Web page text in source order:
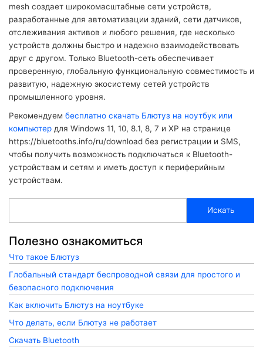
mesh создает широкомасштабные сети устройств,
разработанные для автоматизации зданий, сети датчиков,
отслеживания активов и любого решения, где несколько
устройств должны быстро и надежно взаимодействовать
друг с другом. Только Bluetooth-сеть обеспечивает
проверенную, глобальную функциональную совместимость и
развитую, надежную экосистему сетей устройств
промышленного уровня.
Рекомендуем бесплатно скачать Блютуз на ноутбук или
компьютер для Windows 11, 10, 8.1, 8, 7 и XP на странице
https://bluetooths.info/ru/download без регистрации и SMS,
чтобы получить возможность подключаться к Bluetooth-
устройствам и сетям и иметь доступ к периферийным
устройствам.
Полезно ознакомиться
Что такое Блютуз
Глобальный стандарт беспроводной связи для простого и
безопасного подключения
Как включить Блютуз на ноутбуке
Что делать, если Блютуз не работает
Скачать Bluetooth